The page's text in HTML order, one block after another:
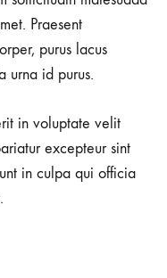
Praesent
purus lacus
urna id purus.
in voluptate velit
excepteur sint
in culpa qui officia